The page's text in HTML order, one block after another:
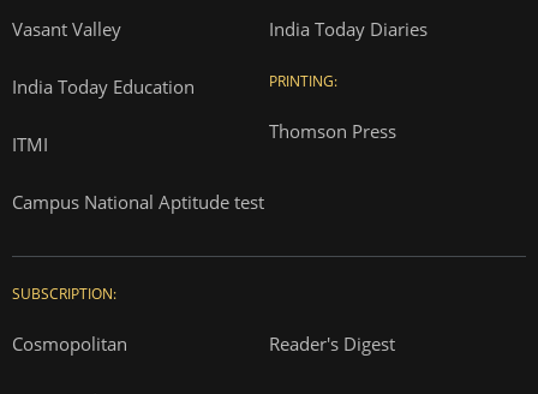
Vasant Valley
India Today Education
ITMI
Campus National Aptitude test
India Today Diaries
PRINTING:
Thomson Press
SUBSCRIPTION:
Cosmopolitan Reader's Digest